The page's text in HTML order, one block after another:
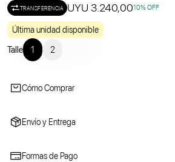
TRANSFERENCIA UYU 3.240,0010% OFF
Última unidad disponible
Talle 1 2
Cómo Comprar
Envío y Entrega
Formas de Pago